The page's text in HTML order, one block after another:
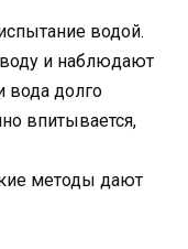
водой.
и наблюдают
вода долго
впитывается,
методы дают